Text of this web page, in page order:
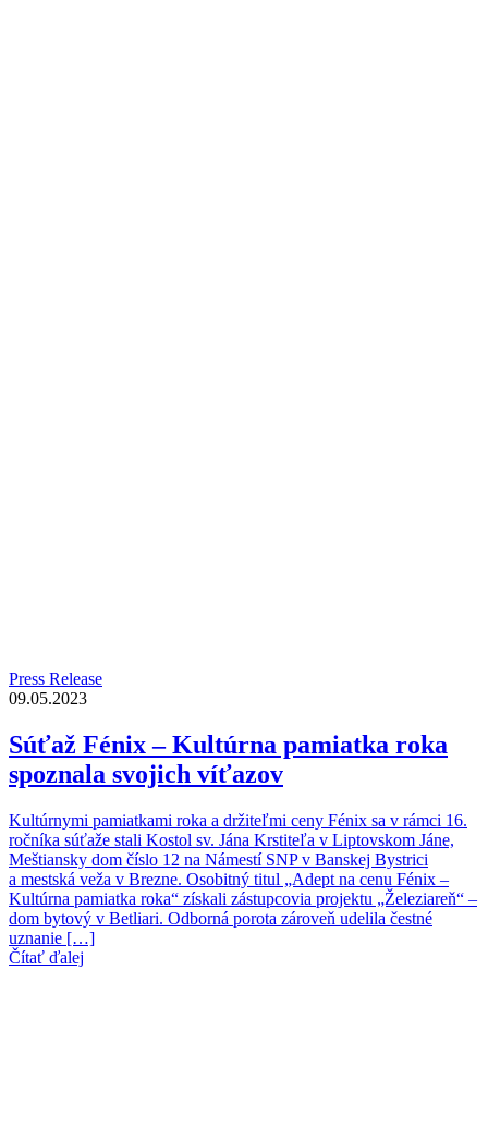
Press Release
09.05.2023
Súťaž Fénix – Kultúrna pamiatka roka
spoznala svojich víťazov
Kultúrnymi pamiatkami roka a držiteľmi ceny Fénix sa v rámci 16.
ročníka súťaže stali Kostol sv. Jána Krstiteľa v Liptovskom Jáne,
Meštiansky dom číslo 12 na Námestí SNP v Banskej Bystrici
a mestská veža v Brezne. Osobitný titul „Adept na cenu Fénix –
Kultúrna pamiatka roka“ získali zástupcovia projektu „Železiareň“ –
dom bytový v Betliari. Odborná porota zároveň udelila čestné
uznanie […]
Čítať ďalej